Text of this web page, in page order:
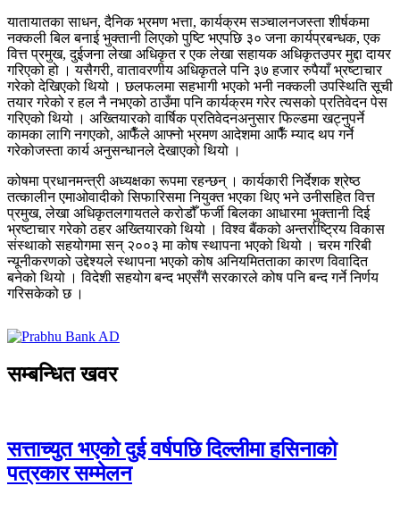
यातायातका साधन, दैनिक भ्रमण भत्ता, कार्यक्रम सञ्चालनजस्ता शीर्षकमा
नक्कली बिल बनाई भुक्तानी लिएको पुष्टि भएपछि ३० जना कार्यप्रबन्धक, एक
वित्त प्रमुख, दुईजना लेखा अधिकृत र एक लेखा सहायक अधिकृतउपर मुद्दा दायर
गरिएको हो । यसैगरी, वातावरणीय अधिकृतले पनि ३७ हजार रुपैयाँ भ्रष्टाचार
गरेको देखिएको थियो । छलफलमा सहभागी भएको भनी नक्कली उपस्थिति सूची
तयार गरेको र हल नै नभएको ठाउँमा पनि कार्यक्रम गरेर त्यसको प्रतिवेदन पेस
गरिएको थियो । अख्तियारको वार्षिक प्रतिवेदनअनुसार फिल्डमा खट्नुपर्ने
कामका लागि नगएको, आफैँले आफ्नो भ्रमण आदेशमा आफैँ म्याद थप गर्ने
गरेकोजस्ता कार्य अनुसन्धानले देखाएको थियो ।
कोषमा प्रधानमन्त्री अध्यक्षका रूपमा रहन्छन् । कार्यकारी निर्देशक श्रेष्ठ
तत्कालीन एमाओवादीको सिफारिसमा नियुक्त भएका थिए भने उनीसहित वित्त
प्रमुख, लेखा अधिकृतलगायतले करोडौँ फर्जी बिलका आधारमा भुक्तानी दिई
भ्रष्टाचार गरेको ठहर अख्तियारको थियो । विश्व बैंकको अन्तर्राष्ट्रिय विकास
संस्थाको सहयोगमा सन् २००३ मा कोष स्थापना भएको थियो । चरम गरिबी
न्यूनीकरणको उद्देश्यले स्थापना भएको कोष अनियमितताका कारण विवादित
बनेको थियो । विदेशी सहयोग बन्द भएसँगै सरकारले कोष पनि बन्द गर्ने निर्णय
गरिसकेको छ ।
सम्बन्धित खवर
सत्ताच्युत भएको दुई वर्षपछि दिल्लीमा हसिनाको
पत्रकार सम्मेलन